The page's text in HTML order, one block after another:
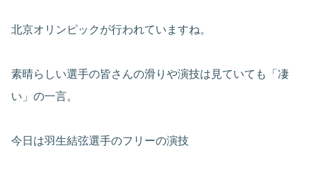
北京オリンピックが行われていますね。
素晴らしい選手の皆さんの滑りや演技は見ていても「凄
い」の一言。
今日は羽生結弦選手のフリーの演技